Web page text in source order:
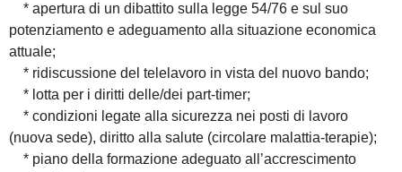
* apertura di un dibattito sulla legge 54/76 e sul suo
potenziamento e adeguamento alla situazione economica
attuale;
* ridiscussione del telelavoro in vista del nuovo bando;
* lotta per i diritti delle/dei part-timer;
* condizioni legate alla sicurezza nei posti di lavoro
(nuova sede), diritto alla salute (circolare malattia-terapie);
* piano della formazione adeguato all’accrescimento